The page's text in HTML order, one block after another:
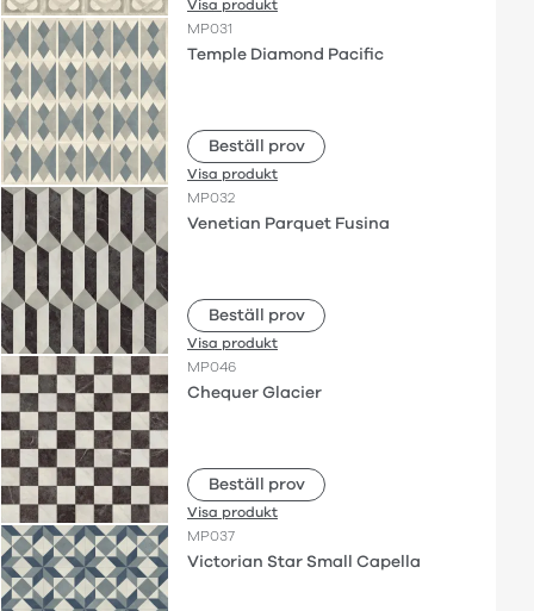
Visa produkt
MP031
Temple Diamond Pacific
Beställ prov
Visa produkt
MP032
Venetian Parquet Fusina
Beställ prov
Visa produkt
MP046
Chequer Glacier
Beställ prov
Visa produkt
MP037
Victorian Star Small Capella